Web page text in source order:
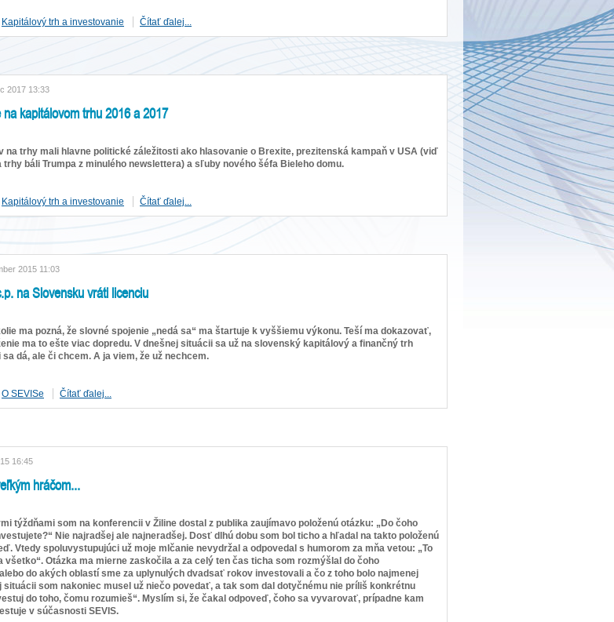
Kapitálový trh a investovanie Čítať ďalej...
2017 13:33
kapitálovom trhu 2016 a 2017
na trhy mali hlavne politické záležitosti ako hlasovanie o Brexite, prezitenská kampaň v USA (viď
trhy báli Trumpa z minulého newslettera) a sľuby nového šéfa Bieleho domu.
Kapitálový trh a investovanie Čítať ďalej...
2015 11:03
na Slovensku vráti licenciu
ma pozná, že slovné spojenie „nedá sa“ ma štartuje k vyššiemu výkonu. Teší ma dokazovať,
ma to ešte viac dopredu. V dnešnej situácii sa už na slovenský kapitálový a finančný trh
dá, ale či chcem. A ja viem, že už nechcem.
O SEVISe Čítať ďalej...
16:45
hráčom...
týždňami som na konferencii v Žiline dostal z publika zaujímavo položenú otázku: „Do čoho
Nie najradšej ale najneradšej. Dosť dlhú dobu som bol ticho a hľadal na takto položenú
Vtedy spoluvystupujúci už moje mlčanie nevydržal a odpovedal s humorom za mňa vetou: „To
všetko“. Otázka ma mierne zaskočila a za celý ten čas ticha som rozmýšlal do čoho
do akých oblastí sme za uplynulých dvadsať rokov investovali a čo z toho bolo najmenej
situácii som nakoniec musel už niečo povedať, a tak som dal dotyčnému nie príliš konkrétnu
do toho, čomu rozumieš“. Myslím si, že čakal odpoveď, čoho sa vyvarovať, prípadne kam
v súčasnosti SEVIS.